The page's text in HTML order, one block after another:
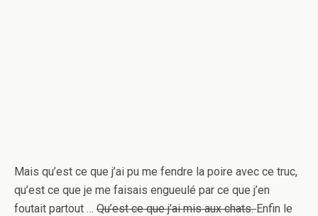
Mais qu’est ce que j’ai pu me fendre la poire avec ce truc,
qu’est ce que je me faisais engueulé par ce que j’en
foutait partout … Qu’est ce que j’ai mis aux chats.Enfin le